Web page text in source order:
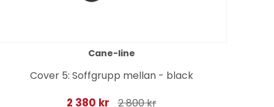
Cane-line
Cover 5: Soffgrupp mellan - black
2 380 kr 2 800 kr